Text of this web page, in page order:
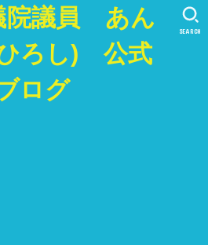
院議員 あん
ろし) 公式
ログ
SEARCH